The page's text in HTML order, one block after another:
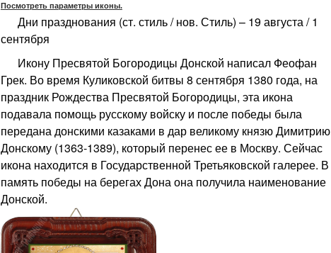
Посмотреть параметры иконы.
Дни празднования (ст. стиль / нов. Стиль) – 19 августа / 1
сентября
Икону Пресвятой Богородицы Донской написал Феофан
Грек. Во время Куликовской битвы 8 сентября 1380 года, на
праздник Рождества Пресвятой Богородицы, эта икона
подавала помощь русскому войску и после победы была
передана донскими казаками в дар великому князю Димитрию
Донскому (1363-1389), который перенес ее в Москву. Сейчас
икона находится в Государственной Третьяковской галерее. В
память победы на берегах Дона она получила наименование
Донской.